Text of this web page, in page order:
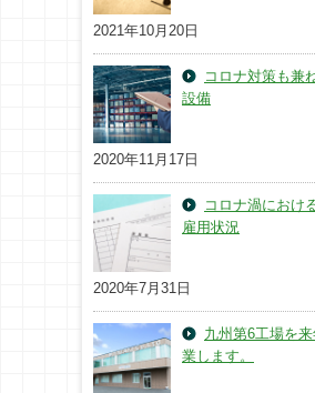
2021年10月20日
コロナ対策も兼
設備
2020年11月17日
コロナ渦におけ
雇用状況
2020年7月31日
九州第6工場を
業します。